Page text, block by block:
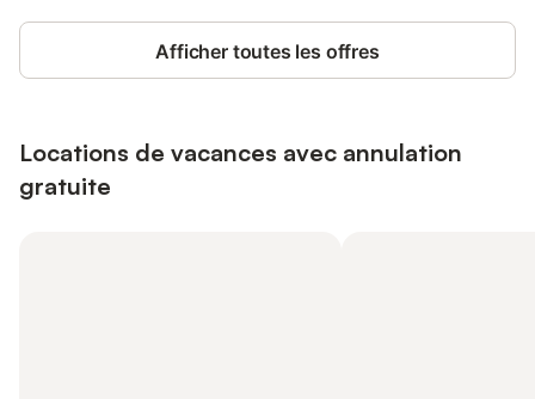
Afficher toutes les offres
Locations de vacances avec annulation
gratuite